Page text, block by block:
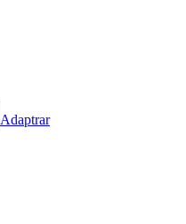
Adaptrar